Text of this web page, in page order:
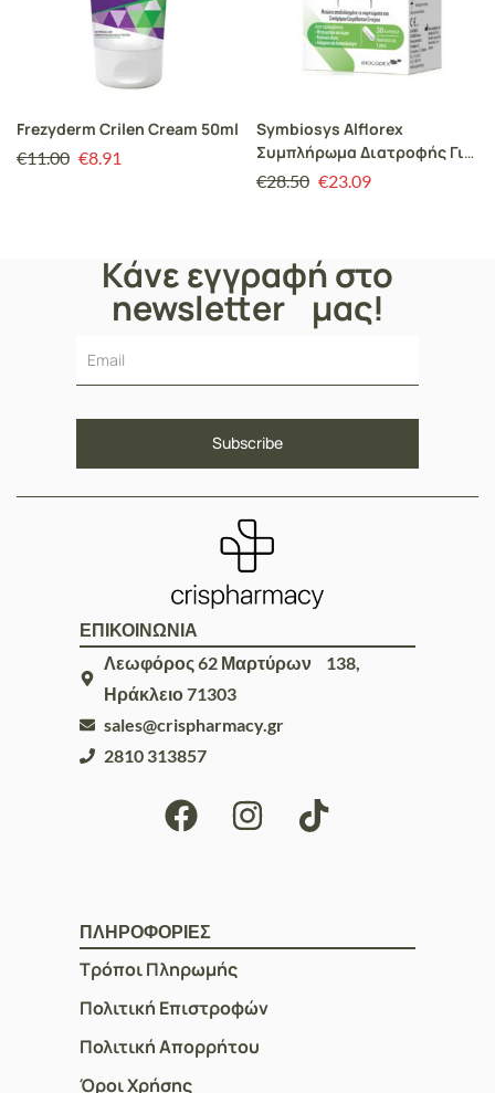
Frezyderm Crilen Cream 50ml
€11.00 €8.91
Symbiosys Alflorex
Συμπλήρωμα Διατροφής Για
Το Ευερέθιστο Έντερο 30
€28.50 €23.09
Κάνε εγγραφή στο
newsletter μας!
ΕΠΙΚΟΙΝΩΝΙΑ
Λεωφόρος 62 Μαρτύρων 138,
Ηράκλειο 71303
sales@crispharmacy.gr
2810 313857
ΠΛΗΡΟΦΟΡΙΕΣ
Τρόποι Πληρωμής
Πολιτική Επιστροφών
Πολιτική Απορρήτου
Όροι Χρήσης